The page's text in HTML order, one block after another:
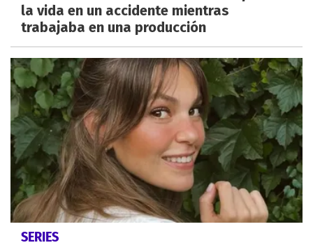
la vida en un accidente mientras
trabajaba en una producción
SERIES